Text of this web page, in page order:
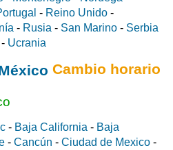
- Reino Unido -
- Rusia - San Marino - Serbia
- Ucrania
Cambio horario
- Baja California - Baja
- Cancún - Ciudad de Mexico -